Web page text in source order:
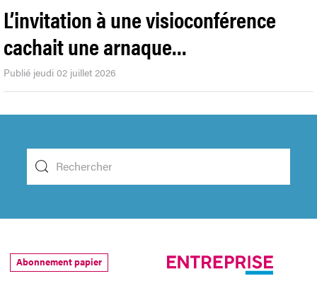
L’invitation à une visioconférence
cachait une arnaque…
Publié jeudi 02 juillet 2026
Abonnement papier